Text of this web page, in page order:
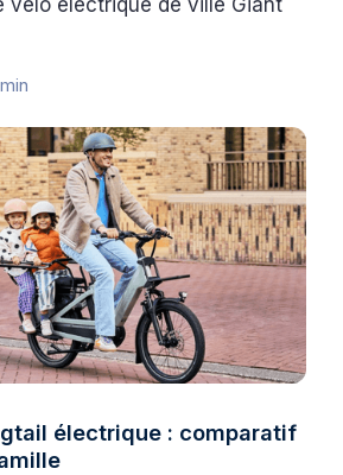
électrique : comparatif